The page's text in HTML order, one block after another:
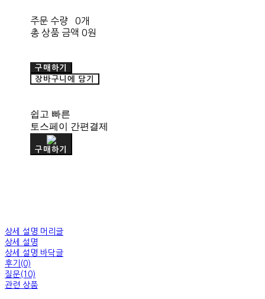
주문 수량
0개
총 상품 금액 0원
구매하기
장바구니에 담기
쉽고 빠른
토스페이 간편결제
구매하기
상세 설명 머리글
상세 설명
상세 설명 바닥글
후기(0)
질문(10)
관련 상품